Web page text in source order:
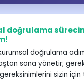
doğrulama
doğrulama
sona yönetir;
sizin